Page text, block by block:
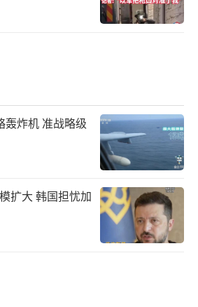
轰炸机 准战略级
扩大 韩国担忧加